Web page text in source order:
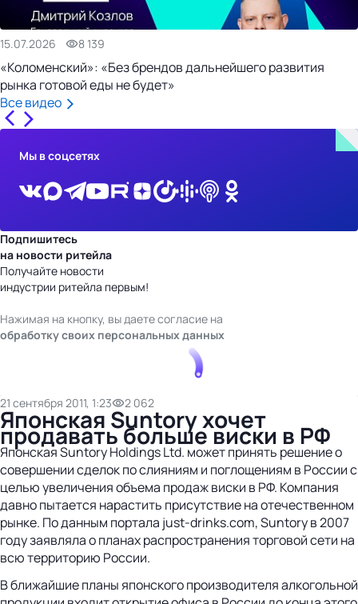
15.07.2026 8 139
«Коломенский»: «Без брендов дальнейшего развития
рынка готовой еды не будет»
Все видео
Мы в соцсетях
Подпишитесь
на новости ритейла
Получайте новости
индустрии ритейла первым!
Нажимая на кнопку, вы даете согласие на
обработку своих персональных данных
21 сентября 2011, 1:23 2 062
Японская Suntory хочет
продавать больше виски в РФ
Японская Suntory Holdings Ltd. может принять решение о
совершении сделок по слияниям и поглощениям в России с
целью увеличения объема продаж виски в РФ. Компания
давно пытается нарастить присутствие на отечественном
рынке. По данным портала just-drinks.com, Suntory в 2007
году заявляла о планах распространения торговой сети на
всю территорию России.
В ближайшие планы японского производителя алкогольной